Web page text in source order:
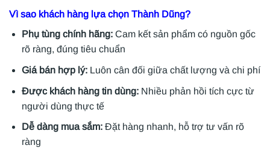
Vì sao khách hàng lựa chọn Thành Dũng?
Phụ tùng chính hãng:Cam kết sản phẩm có nguồn gốc
rõ ràng, đúng tiêu chuẩn
Giá bán hợp lý:Luôn cân đối giữa chất lượng và chi phí
Được khách hàng tin dùng:Nhiều phản hồi tích cực từ
người dùng thực tế
Dễ dàng mua sắm:Đặt hàng nhanh, hỗ trợ tư vấn rõ
ràng